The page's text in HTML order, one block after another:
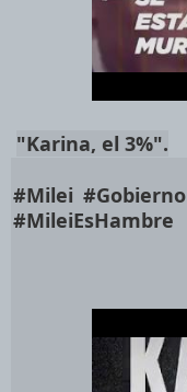
"Karina, el 3%".
#Milei #Gobierno
#MileiEsHambre